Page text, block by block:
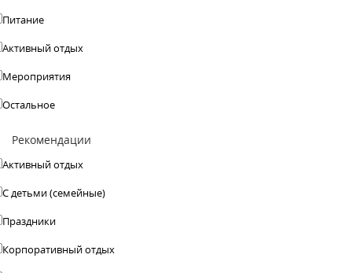
Питание
Активный отдых
Мероприятия
Остальное
Рекомендации
Активный отдых
С детьми (семейные)
Праздники
Корпоративный отдых